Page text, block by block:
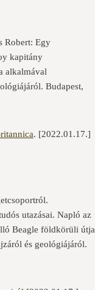
Robert: Egy
kapitány
alkalmával
Budapest,
. [2022.01.17.]
utazásai. Napló az
Beagle földkörüli útja
és geológiájáról.